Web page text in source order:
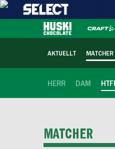
AKTUELLT
HERR DAM
MATCHER